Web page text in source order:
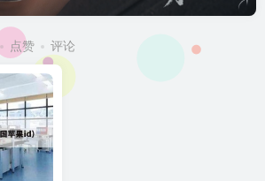
点赞 评论